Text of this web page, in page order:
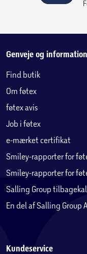
Genveje og information
Find butik
Om føtex
føtex avis
Job i føtex
e-mærket certifikat
Smiley-rapporter for
Smiley-rapporter for
Salling Group
En del af Salling Group
Kundeservice